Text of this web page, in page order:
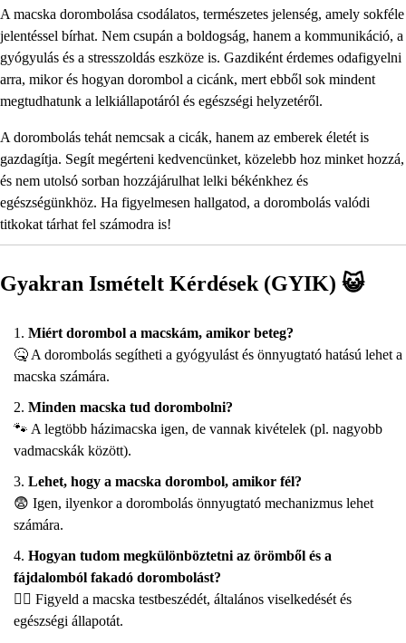
A macska dorombolása csodálatos, természetes jelenség, amely sokféle
jelentéssel bírhat. Nem csupán a boldogság, hanem a kommunikáció, a
gyógyulás és a stresszoldás eszköze is. Gazdiként érdemes odafigyelni
arra, mikor és hogyan dorombol a cicánk, mert ebből sok mindent
megtudhatunk a lelkiállapotáról és egészségi helyzetéről.
A dorombolás tehát nemcsak a cicák, hanem az emberek életét is
gazdagítja. Segít megérteni kedvencünket, közelebb hoz minket hozzá,
és nem utolsó sorban hozzájárulhat lelki békénkhez és
egészségünkhöz. Ha figyelmesen hallgatod, a dorombolás valódi
titkokat tárhat fel számodra is!
Gyakran Ismételt Kérdések (GYIK) 😺
Miért dorombol a macskám, amikor beteg?
🤒 A dorombolás segítheti a gyógyulást és önnyugtató hatású lehet a
macska számára.
Minden macska tud dorombolni?
🐾 A legtöbb házimacska igen, de vannak kivételek (pl. nagyobb
vadmacskák között).
Lehet, hogy a macska dorombol, amikor fél?
😨 Igen, ilyenkor a dorombolás önnyugtató mechanizmus lehet
számára.
Hogyan tudom megkülönböztetni az örömből és a
fájdalomból fakadó dorombolást?
🕵️‍♀️ Figyeld a macska testbeszédét, általános viselkedését és
egészségi állapotát.